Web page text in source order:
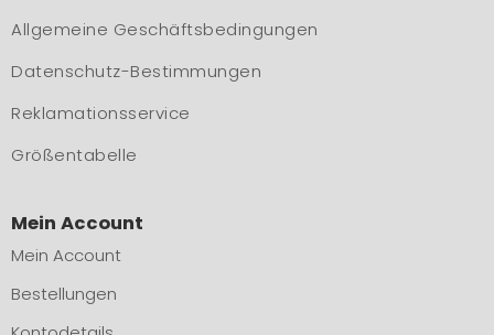
Allgemeine Geschäftsbedingungen
Datenschutz-Bestimmungen
Reklamationsservice
Größentabelle
Mein Account
Mein Account
Bestellungen